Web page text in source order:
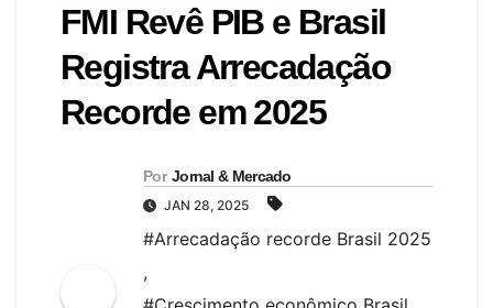
FMI Revê PIB e Brasil
Registra Arrecadação
Recorde em 2025
Por Jornal & Mercado
JAN 28, 2025
#Arrecadação recorde Brasil 2025
,